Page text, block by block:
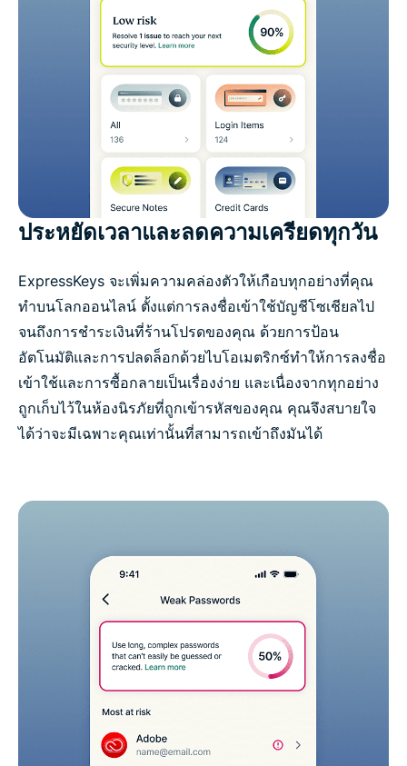
ประหยัดเวลาและลดความเครียดทุกวัน
ExpressKeys จะเพิ่มความคล่องตัวให้เกือบทุกอย่างที่คุณ
ทำบนโลกออนไลน์ ตั้งแต่การลงชื่อเข้าใช้บัญชีโซเชียลไป
จนถึงการชำระเงินที่ร้านโปรดของคุณ ด้วยการป้อน
อัตโนมัติและการปลดล็อกด้วยไบโอเมตริกซ์ทำให้การลงชื่อ
เข้าใช้และการซื้อกลายเป็นเรื่องง่าย และเนื่องจากทุกอย่าง
ถูกเก็บไว้ในห้องนิรภัยที่ถูกเข้ารหัสของคุณ คุณจึงสบายใจ
ได้ว่าจะมีเฉพาะคุณเท่านั้นที่สามารถเข้าถึงมันได้